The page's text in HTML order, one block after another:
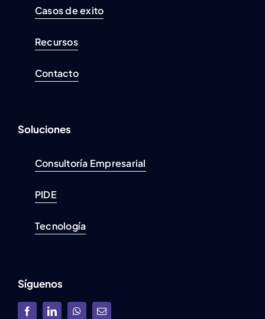
Casos de exito
Recursos
Contacto
Soluciones
Consultoría Empresarial
PIDE
Tecnología
Síguenos